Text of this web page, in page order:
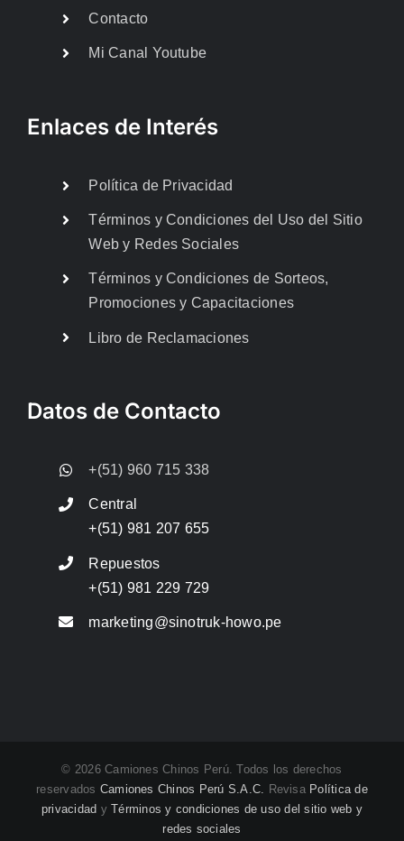
Contacto
Mi Canal Youtube
Enlaces de Interés
Política de Privacidad
Términos y Condiciones del Uso del Sitio
Web y Redes Sociales
Términos y Condiciones de Sorteos,
Promociones y Capacitaciones
Libro de Reclamaciones
Datos de Contacto
+(51) 960 715 338
Central
+(51) 981 207 655
Repuestos
+(51) 981 229 729
marketing@sinotruk-howo.pe
© 2026 Camiones Chinos Perú. Todos los derechos
reservados Camiones Chinos Perú S.A.C. Revisa Política de
privacidad yTérminos y condiciones de uso del sitio web y
redes sociales